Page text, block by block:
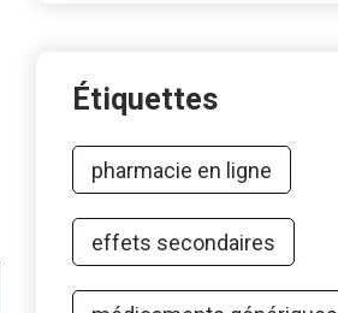
Étiquettes
pharmacie en ligne
effets secondaires